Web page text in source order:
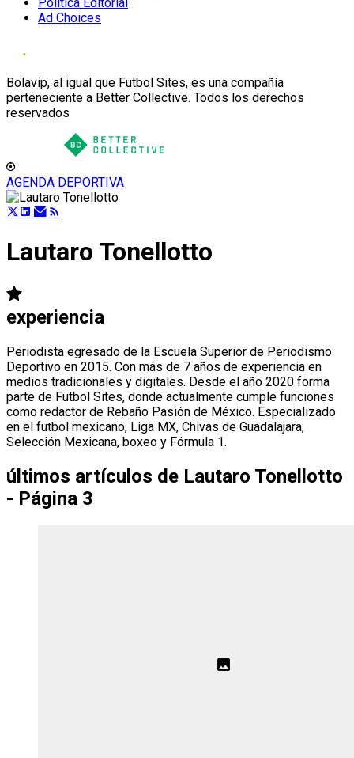
Ad Choices
Bolavip, al igual que Futbol Sites, es una compañía
perteneciente a Better Collective. Todos los derechos
reservados
AGENDA DEPORTIVA
Lautaro Tonellotto
experiencia
Periodista egresado de la Escuela Superior de Periodismo
Deportivo en 2015. Con más de 7 años de experiencia en
medios tradicionales y digitales. Desde el año 2020 forma
parte de Futbol Sites, donde actualmente cumple funciones
como redactor de Rebaño Pasión de México. Especializado
en el futbol mexicano, Liga MX, Chivas de Guadalajara,
Selección Mexicana, boxeo y Fórmula 1.
últimos artículos de Lautaro Tonellotto
- Página 3